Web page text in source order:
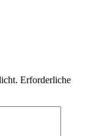
Erforderliche